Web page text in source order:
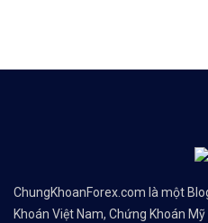
ChungKhoanForex.com là một
Khoán Việt Nam, Chứng Khoán